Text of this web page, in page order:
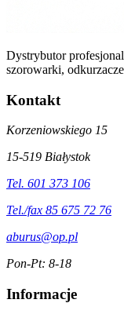
Dystrybutor
szorowarki,
Kontakt
Korzeniowskiego 15
15-519 Białystok
Tel. 601 373 106
Tel./fax 85 675 72 76
aburus@op.pl
Pon-Pt: 8-18
Informacje